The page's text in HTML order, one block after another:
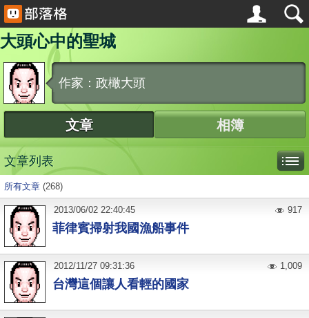
大頭心中的聖城
作家：政橄大頭
文章 相簿
文章列表
所有文章 (268)
菲律賓掃射我國漁船事件
2013/06/02 22:40:45 917
台灣這個讓人看輕的國家
2012/11/27 09:31:36 1,009